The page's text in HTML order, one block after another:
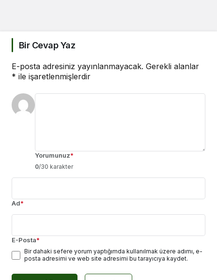
Bir Cevap Yaz
E-posta adresiniz yayınlanmayacak. Gerekli alanlar
* ile işaretlenmişlerdir
Yorumunuz*
0/30 karakter
Ad*
E-Posta*
Bir dahaki sefere yorum yaptığımda kullanılmak üzere adımı, e-
posta adresimi ve web site adresimi bu tarayıcıya kaydet.